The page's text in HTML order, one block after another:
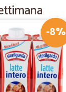
Alvil B.
! Grazie !
-8%